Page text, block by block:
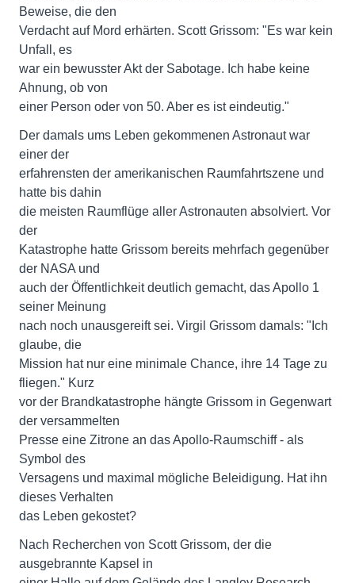
Beweise, die den
Verdacht auf Mord erhärten. Scott Grissom: "Es war kein
Unfall, es
war ein bewusster Akt der Sabotage. Ich habe keine
Ahnung, ob von
einer Person oder von 50. Aber es ist eindeutig."
Der damals ums Leben gekommenen Astronaut war
einer der
erfahrensten der amerikanischen Raumfahrtszene und
hatte bis dahin
die meisten Raumflüge aller Astronauten absolviert. Vor
der
Katastrophe hatte Grissom bereits mehrfach gegenüber
der NASA und
auch der Öffentlichkeit deutlich gemacht, das Apollo 1
seiner Meinung
nach noch unausgereift sei. Virgil Grissom damals: "Ich
glaube, die
Mission hat nur eine minimale Chance, ihre 14 Tage zu
fliegen." Kurz
vor der Brandkatastrophe hängte Grissom in Gegenwart
der versammelten
Presse eine Zitrone an das Apollo-Raumschiff - als
Symbol des
Versagens und maximal mögliche Beleidigung. Hat ihn
dieses Verhalten
das Leben gekostet?
Nach Recherchen von Scott Grissom, der die
ausgebrannte Kapsel in